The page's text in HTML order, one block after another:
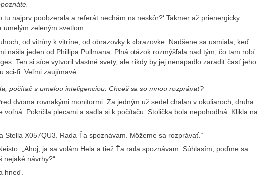
tu najprv poobzerala a referát nechám na neskôr?‘ Takmer až prienergicky
umelým zeleným svetlom.
od vitríny k vitríne, od obrazovky k obrazovke. Nadšene sa usmiala, keď
našla jeden od Phillipa Pullmana. Plná otázok rozmýšľala nad tým, čo tam robí
Ten si síce vytvoril vlastné svety, ale nikdy by jej nenapadlo zaradiť časť jeho
sci-fi. Veľmi zaujímavé.
počítač s umelou inteligenciou. Chceš sa so mnou rozprávať?
dvoma rovnakými monitormi. Za jedným už sedel chalan v okuliaroch, druha
voľná. Pokrčila plecami a sadla si k počítaču. Stolička bola nepohodlná. Klikla na
Stella X057QU3. Rada Ťa spoznávam. Môžeme sa rozprávať.“
„Ahoj, ja sa volám Hela a tiež Ťa rada spoznávam. Súhlasím, poďme sa
nejaké návrhy?“
hneď.